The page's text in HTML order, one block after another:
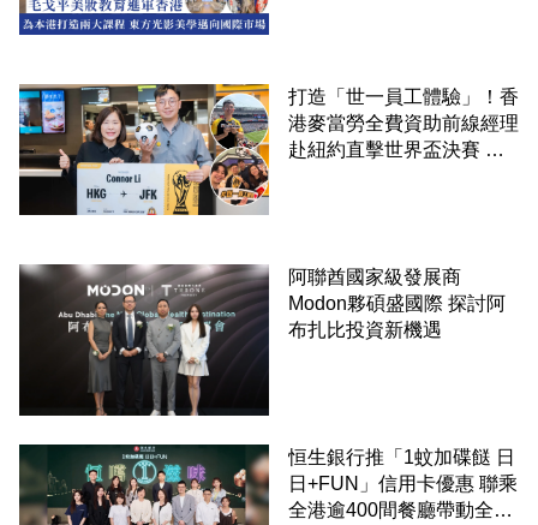
打造「世一員工體驗」！香
港麥當勞全費資助前線經理
赴紐約直擊世界盃決賽 見
阿聯酋國家級發展商
Modon夥碩盛國際 探討阿
布扎比投資新機遇
恒生銀行推「1蚊加碟餸 日
日+FUN」信用卡優惠 聯乘
全港逾400間餐廳帶動全城